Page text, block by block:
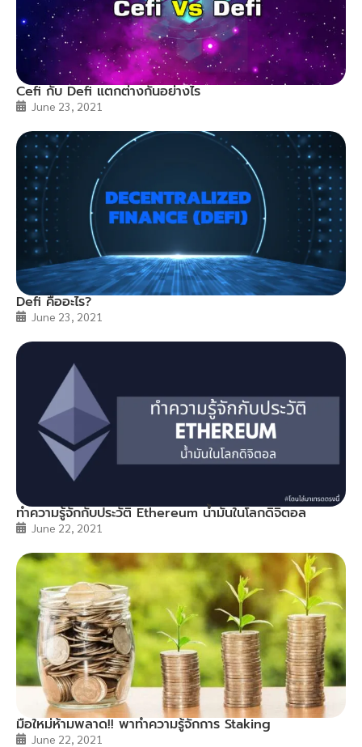
Cefi กับ Defi แตกต่างกันอย่างไร
June 23, 2021
Defi คืออะไร?
June 23, 2021
ทำความรู้จักกับประวัติ Ethereum น้ำมันในโลกดิจิตอล
June 22, 2021
มือใหม่ห้ามพลาด!! พาทำความรู้จักการ Staking
June 22, 2021